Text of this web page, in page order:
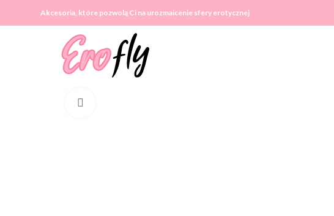
Akcesoria, które pozwolą Ci na urozmaicenie sfery erotycznej